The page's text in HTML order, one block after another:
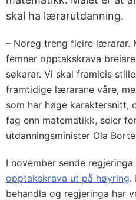
skal ha lærarutdanning.
– Noreg treng fleire lærarar.
femner opptakskrava
søkarar. Vi skal framleis
framtidige lærarane våre,
som har høge karaktersnitt,
fag enn matematikk, seier
utdanningsminister Ola
I november sende regjeringa
opptakskrava ut på høyring.
behandla og regjeringa har